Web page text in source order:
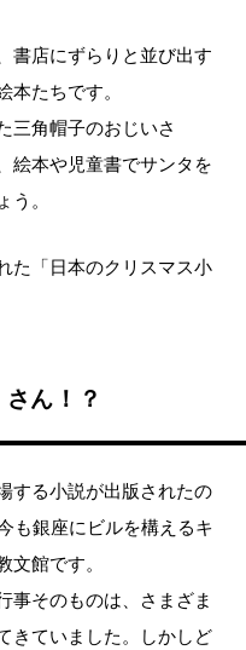
書店にずらりと並び出す
本たちです。
三角帽子のおじいさ
本や児童書でサンタを
う。
た「日本のクリスマス小
ん！？
する小説が出版されたの
も銀座にビルを構えるキ
文館です。
事そのものは、さまざま
きていました。しかしど